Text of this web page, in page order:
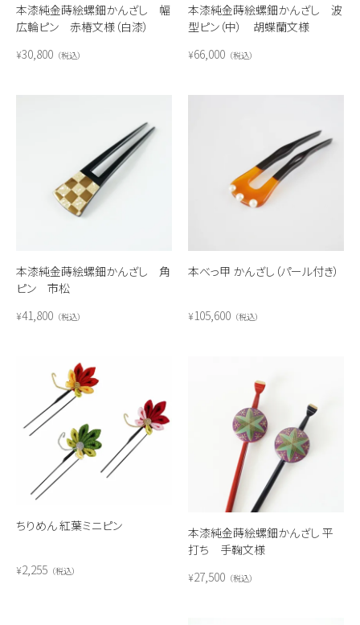
本漆純金蒔絵螺鈿かんざし 幅
広輪ピン 赤椿文様（白漆）
¥30,800 税込
本漆純金蒔絵螺鈿かんざし 波
型ピン（中） 胡蝶蘭文様
¥66,000 税込
本漆純金蒔絵螺鈿かんざし 角
ピン 市松
¥41,800 税込
本べっ甲 かんざし（パール付き）
¥105,600 税込
ちりめん 紅葉ミニピン
¥2,255 税込
本漆純金蒔絵螺鈿かんざし 平
打ち 手鞠文様
¥27,500 税込